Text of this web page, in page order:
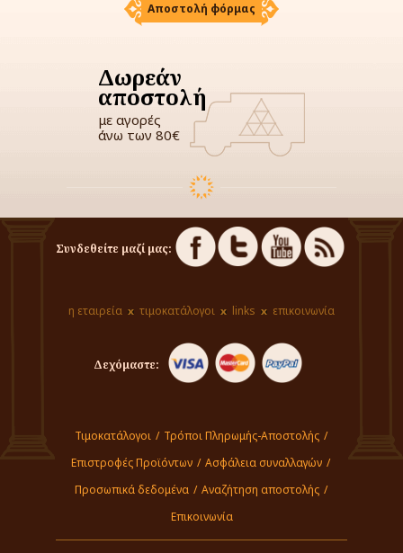
Αποστολή φόρμας
Δωρεάν
αποστολή
με αγορές
άνω των 80€
Συνδεθείτε μαζί μας:
η εταιρεία τιμοκατάλογοι links επικοινωνία
Δεχόμαστε:
Τιμοκατάλογοι / Τρόποι Πληρωμής-Αποστολής /
Επιστροφές Προϊόντων / Ασφάλεια συναλλαγών /
Προσωπικά δεδομένα / Αναζήτηση αποστολής /
Επικοινωνία